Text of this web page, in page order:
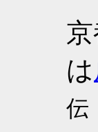
は
伝